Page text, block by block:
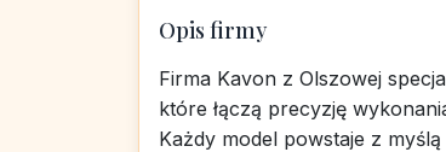
Opis firmy
Firma Kavon z Olszowej
które łączą precyzję
Każdy model powstaje z